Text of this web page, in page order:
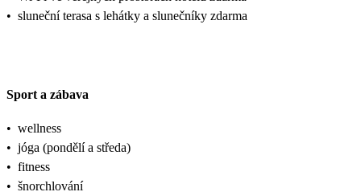
• sluneční terasa s lehátky a slunečníky zdarma
Sport a zábava
• wellness
• jóga (pondělí a středa)
• fitness
• šnorchlování